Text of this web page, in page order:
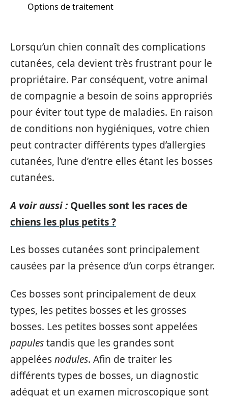
Options de traitement
Lorsqu’un chien connaît des complications
cutanées, cela devient très frustrant pour le
propriétaire. Par conséquent, votre animal
de compagnie a besoin de soins appropriés
pour éviter tout type de maladies. En raison
de conditions non hygiéniques, votre chien
peut contracter différents types d’allergies
cutanées, l’une d’entre elles étant les bosses
cutanées.
A voir aussi : Quelles sont les races de
chiens les plus petits ?
Les bosses cutanées sont principalement
causées par la présence d’un corps étranger.
Ces bosses sont principalement de deux
types, les petites bosses et les grosses
bosses. Les petites bosses sont appelées
papulestandis que les grandes sont
appeléesnodules. Afin de traiter les
différents types de bosses, un diagnostic
adéquat et un examen microscopique sont